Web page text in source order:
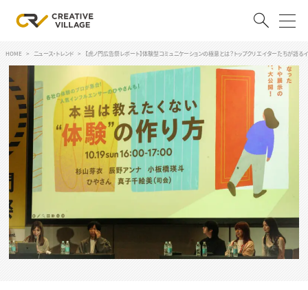
ログイン
RECRUIT
クリエイター求人を探す
CREATIVE JOB求人検索
特集求人
採用説明会
転職支援サービス
CONTENTS
スキルアップしたい！
HOME ニュース・トレンド 【虎ノ門広告祭レポート】体験型コミュニケーションの極意とは？トップクリエイターたちが語